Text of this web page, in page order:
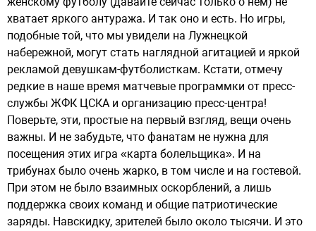
хватает яркого антуража. И так оно и есть. Но игры,
подобные той, что мы увидели на Лужнецкой
набережной, могут стать наглядной агитацией и яркой
рекламой девушкам-футболисткам. Кстати, отмечу
редкие в наше время матчевые программки от пресс-
службы ЖФК ЦСКА и организацию пресс-центра!
Поверьте, эти, простые на первый взгляд, вещи очень
важны. И не забудьте, что фанатам не нужна для
посещения этих игра «карта болельщика». И на
трибунах было очень жарко, в том числе и на гостевой.
При этом не было взаимных оскорблений, а лишь
поддержка своих команд и общие патриотические
заряды. Навскидку, зрителей было около тысячи. И это